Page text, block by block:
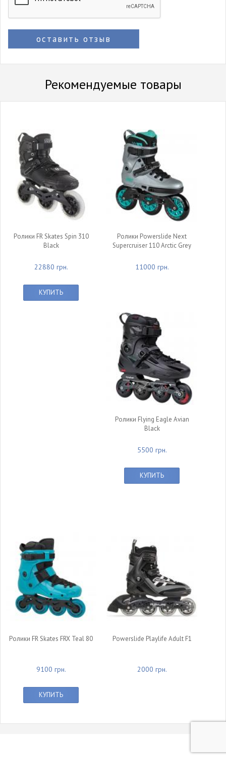
оставить отзыв
Рекомендуемые товары
Ролики FR Skates Spin 310
Black
22880 грн.
КУПИТЬ
Ролики Powerslide Next
Supercruiser 110 Arctic Grey
11000 грн.
Ролики Flying Eagle Avian
Black
5500 грн.
КУПИТЬ
Ролики FR Skates FRX Teal 80
9100 грн.
КУПИТЬ
Powerslide Playlife Adult F1
2000 грн.